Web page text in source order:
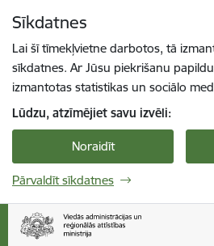
Sīkdatnes
Lai šī tīmekļvietne darbotos, tā
sīkdatnes. Ar Jūsu piekrišanu
izmantotas statistikas un sociālo
Lūdzu, atzīmējiet savu izvēli:
Noraidīt
Pārvaldīt sīkdatnes